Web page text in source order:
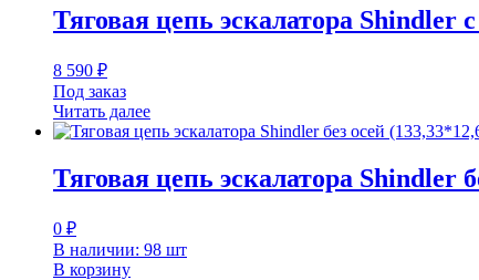
Тяговая цепь эскалатора Shindler
8 590 ₽
Под заказ
Читать далее
Тяговая цепь эскалатора Shindler
0 ₽
В наличии: 98 шт
В корзину